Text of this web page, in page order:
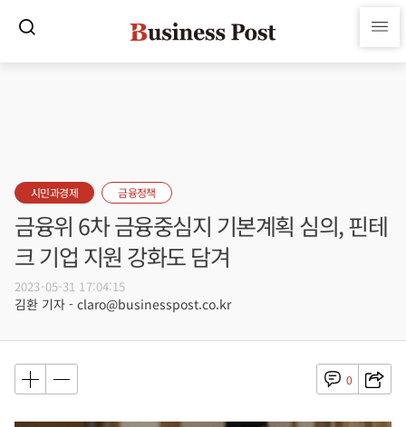
시민과경제 금융정책
금융위 6차 금융중심지 기본계획 심의, 핀테
크 기업 지원 강화도 담겨
2023-05-31 17:04:15
김환 기자 - claro@businesspost.co.kr
0